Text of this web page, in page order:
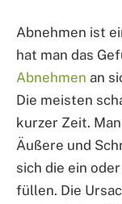
Abnehmen ist
hat man das
Abnehmen an
Die meisten
kurzer Zeit.
Äußere und
sich die ein
füllen. Die